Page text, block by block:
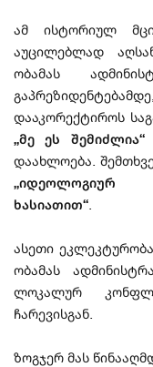
ამ ისტორიულ
აუცილებლად
ობამას
დააკორექტიროს
„მე ეს შემიძლია“
დაახლოება.
„იდეოლოგიურ
ხასიათით“.
ასეთი
ობამას
ლოკალურ
ჩარევისგან.
ზოგჯერ მას